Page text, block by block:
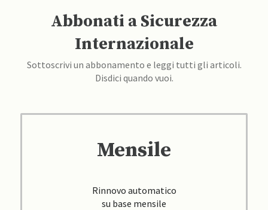
Abbonati a Sicurezza
Internazionale
Sottoscrivi un abbonamento e leggi tutti gli articoli.
Disdici quando vuoi.
Mensile
Rinnovo automatico
su base mensile